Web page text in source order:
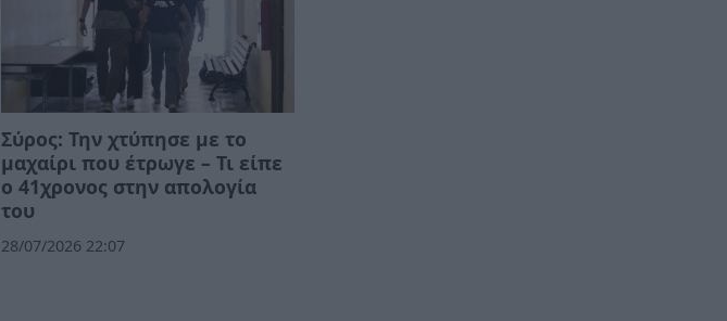
Σύρος: Την χτύπησε με το
μαχαίρι που έτρωγε – Τι είπε
ο 41χρονος στην απολογία
του
28/07/2026 22:07